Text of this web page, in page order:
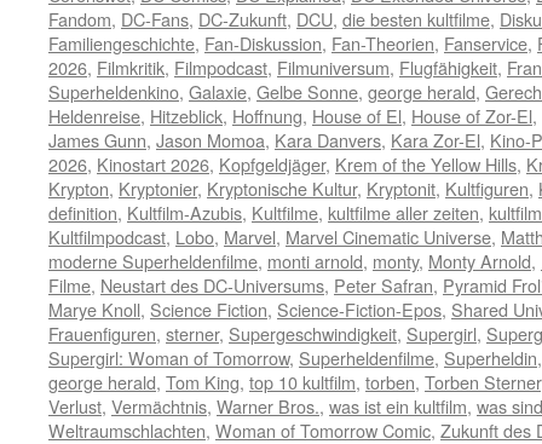
Fandom, DC-Fans, DC-Zukunft, DCU, die besten kultfilme,
Familiengeschichte, Fan-Diskussion, Fan-Theorien, Fanservice,
2026, Filmkritik, Filmpodcast, Filmuniversum, Flugfähigkeit,
Superheldenkino, Galaxie, Gelbe Sonne, george herald,
Heldenreise, Hitzeblick, Hoffnung, House of El, House of Zor-El,
James Gunn, Jason Momoa, Kara Danvers, Kara Zor-El, Kino-
2026, Kinostart 2026, Kopfgeldjäger, Krem of the Yellow Hills,
Krypton, Kryptonier, Kryptonische Kultur, Kryptonit, Kultfiguren,
definition, Kultfilm-Azubis, Kultfilme, kultfilme aller zeiten,
Kultfilmpodcast, Lobo, Marvel, Marvel Cinematic Universe,
moderne Superheldenfilme, monti arnold, monty, Monty Arnold,
Filme, Neustart des DC-Universums, Peter Safran, Pyramid
Marye Knoll, Science Fiction, Science-Fiction-Epos, Shared
Frauenfiguren, sterner, Supergeschwindigkeit, Supergirl,
Supergirl: Woman of Tomorrow, Superheldenfilme, Superheldin
george herald, Tom King, top 10 kultfilm, torben, Torben Sterner
Verlust, Vermächtnis, Warner Bros., was ist ein kultfilm, was
Weltraumschlachten, Woman of Tomorrow Comic, Zukunft des